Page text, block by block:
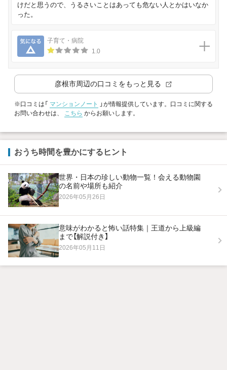
けだと思うので、うるさいことはあっても危ない人とかはいなか
った。
気になる
子育て・病院
1.0
彦根市周辺の口コミをもっと見る
※口コミは「 マンションノート
」が情報提供しています。口コミに関する
お問い合わせは、 こちら からお願いします。
おうち時間を豊かにするヒント
世界・日本の珍しい動物一覧！会える動物園
の名前や場所も紹介
2026年05月26日
意味がわかると怖い話特集｜王道から上級編
まで【解説付き】
2026年05月11日